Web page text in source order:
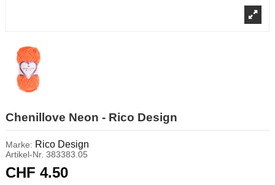
Chenillove Neon - Rico Design
Marke: Rico Design
Artikel-Nr. 383383.05
CHF 4.50